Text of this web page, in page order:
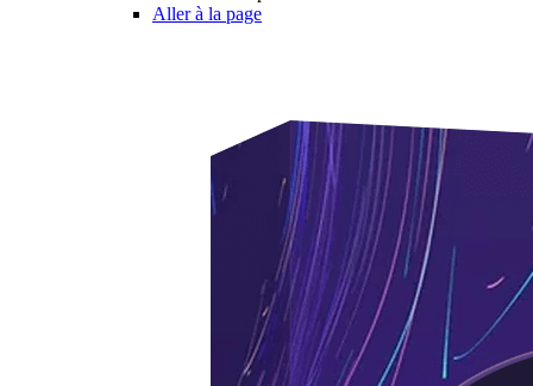
Aller à la page